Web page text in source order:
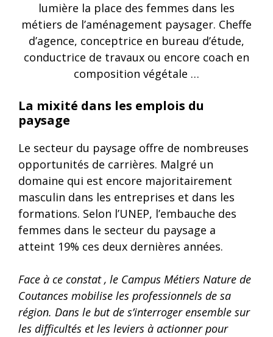
lumière la place des femmes dans les
métiers de l’aménagement paysager. Cheffe
d’agence, conceptrice en bureau d’étude,
conductrice de travaux ou encore coach en
composition végétale …
La mixité dans les emplois du
paysage
Le secteur du paysage offre de nombreuses
opportunités de carrières. Malgré un
domaine qui est encore majoritairement
masculin dans les entreprises et dans les
formations. Selon l’UNEP, l’embauche des
femmes dans le secteur du paysage a
atteint 19% ces deux dernières années.
Face à ce constat , le Campus Métiers Nature de
Coutances mobilise les professionnels de sa
région. Dans le but de s’interroger ensemble sur
les difficultés et les leviers à actionner pour